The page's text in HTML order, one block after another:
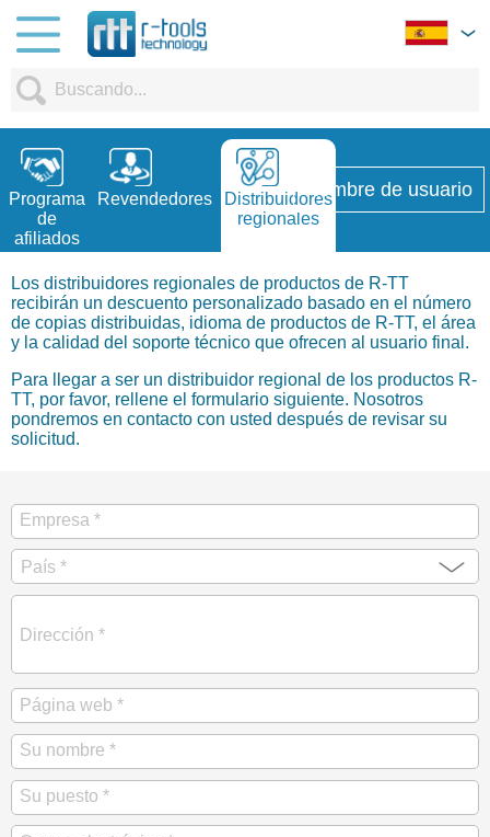
Programa
de
afiliados
Revendedores
Distribuidores
regionales
Nombre de usuario
Los distribuidores regionales de productos de R-TT
recibirán un descuento personalizado basado en el número
de copias distribuidas, idioma de productos de R-TT, el área
y la calidad del soporte técnico que ofrecen al usuario final.
Para llegar a ser un distribuidor regional de los productos R-
TT, por favor, rellene el formulario siguiente. Nosotros
pondremos en contacto con usted después de revisar su
solicitud.